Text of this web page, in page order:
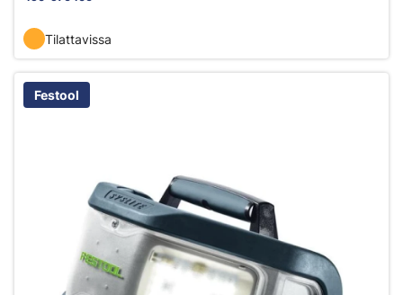
Tilattavissa
Festool